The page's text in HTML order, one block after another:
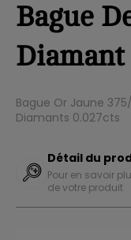
Bague
Diamant
Bague Or Jaune
Diamants 0.027cts
Détail du
Pour en savoir
de votre produit